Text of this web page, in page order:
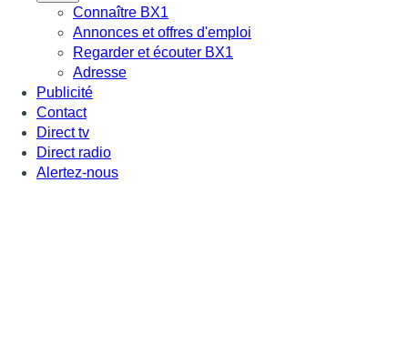
Connaître BX1
Annonces et offres d'emploi
Regarder et écouter BX1
Adresse
Publicité
Contact
Direct tv
Direct radio
Alertez-nous